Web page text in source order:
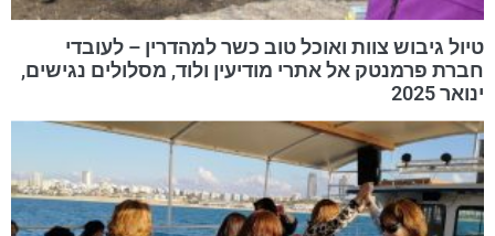
טיול גיבוש צוות ואוכל טוב כשר למהדרין – לעובדי
חברת פרמנטק אל אתרי מודיעין ולוד, מסלולים נגישים,
ינואר 2025